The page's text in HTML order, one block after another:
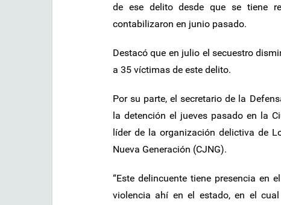
de ese delito desde que se tiene
contabilizaron en junio pasado.
Destacó que en julio el secuestro
a 35 víctimas de este delito.
Por su parte, el secretario de la
la detención el jueves pasado en la
líder de la organización delictiva de
Nueva Generación (CJNG).
“Este delincuente tiene presencia en
violencia ahí en el estado, en el